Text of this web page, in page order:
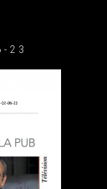
23